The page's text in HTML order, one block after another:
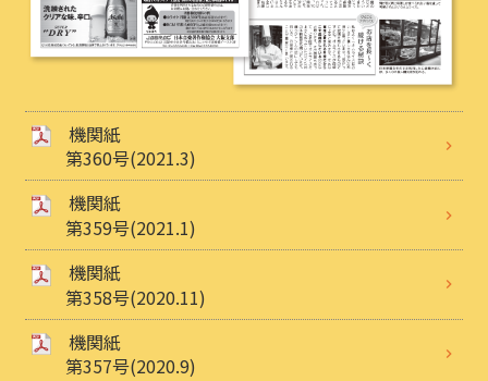
機関紙
第360号(2021.3)
機関紙
第359号(2021.1)
機関紙
第358号(2020.11)
機関紙
第357号(2020.9)